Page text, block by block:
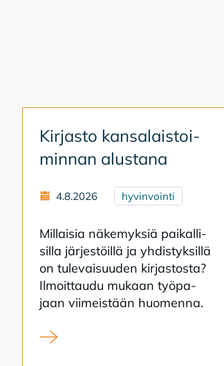
Kir­jas­to kan­sa­lais­toi­
min­nan alus­ta­na
4.8.2026 hyvinvointi
Mil­lai­sia nä­ke­myk­siä pai­kal­li­
sil­la jär­jes­töil­lä ja yh­dis­tyk­sil­lä
on tu­le­vai­suu­den kir­jas­tos­ta?
Il­moit­tau­du mu­kaan työ­pa­
jaan vii­meis­tään huo­men­na.
Kirjasto kansalaistoiminnan alustana